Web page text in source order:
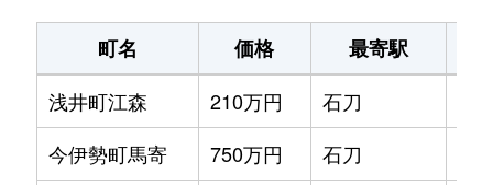
町名 価格 最寄駅
浅井町江森
210万円 石刀
今伊勢町馬寄
750万円 石刀